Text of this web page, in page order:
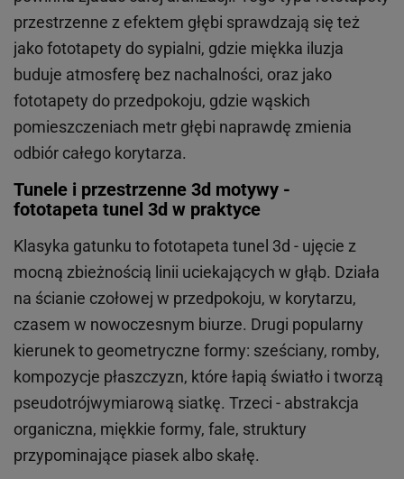
przestrzenne z efektem głębi sprawdzają się też
jako fototapety do sypialni, gdzie miękka iluzja
buduje atmosferę bez nachalności, oraz jako
fototapety do przedpokoju, gdzie wąskich
pomieszczeniach metr głębi naprawdę zmienia
odbiór całego korytarza.
Tunele i przestrzenne 3d motywy -
fototapeta tunel 3d w praktyce
Klasyka gatunku to fototapeta tunel 3d - ujęcie z
mocną zbieżnością linii uciekających w głąb. Działa
na ścianie czołowej w przedpokoju, w korytarzu,
czasem w nowoczesnym biurze. Drugi popularny
kierunek to geometryczne formy: sześciany, romby,
kompozycje płaszczyzn, które łapią światło i tworzą
pseudotrójwymiarową siatkę. Trzeci - abstrakcja
organiczna, miękkie formy, fale, struktury
przypominające piasek albo skałę.